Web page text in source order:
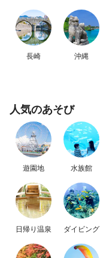
長崎 沖縄
人気のあそび
遊園地 水族館
日帰り温泉 ダイビング